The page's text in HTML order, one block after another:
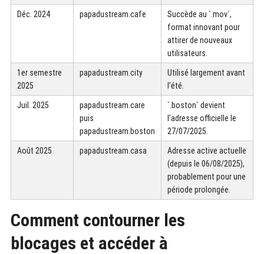
Déc. 2024 papadustream.cafe
Succède au `.mov`,
format innovant pour
attirer de nouveaux
utilisateurs.
1er semestre
2025
papadustream.city
Utilisé largement avant
l’été.
Juil. 2025
papadustream.care
puis
papadustream.boston
`.boston` devient
l’adresse officielle le
27/07/2025.
Août 2025 papadustream.casa
Adresse active actuelle
(depuis le 06/08/2025),
probablement pour une
période prolongée.
Comment contourner les
blocages et accéder à